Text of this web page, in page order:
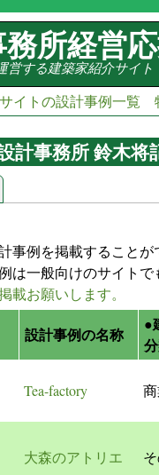
所経営
営する建築家紹介サイト
イトの設計事例一覧
計事務所 鈴木
ブ
事例を掲載することが
は一般向けのサイトで
載お願いします。
設計事例の名称
●
分
Tea-factory
大森のアトリエ